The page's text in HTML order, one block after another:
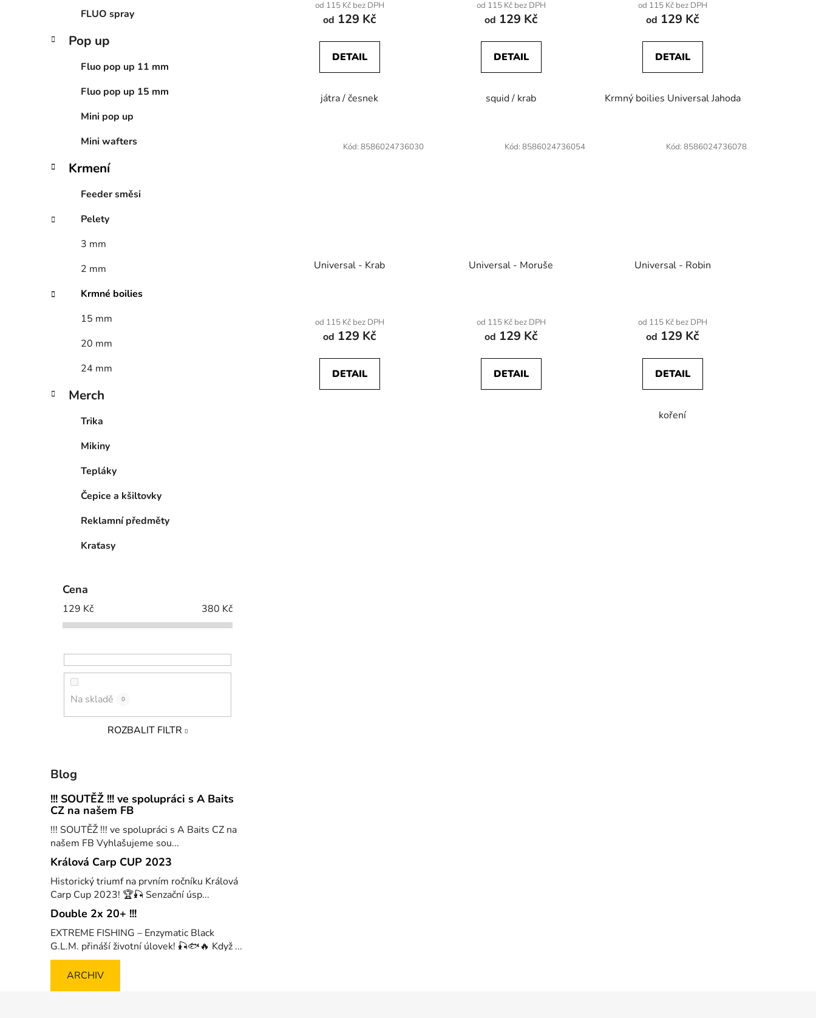
FLUO spray
Pop up
Fluo pop up 11 mm
Fluo pop up 15 mm
Mini pop up
Mini wafters
Krmení
Feeder směsi
Pelety
3 mm
2 mm
Krmné boilies
15 mm
20 mm
24 mm
Merch
Trika
Mikiny
Tepláky
Čepice a kšiltovky
Reklamní předměty
Kraťasy
Cena
129 Kč 380 Kč
Na skladě 0
ROZBALIT FILTR
Blog
!!! SOUTĚŽ !!! ve spolupráci s A Baits
CZ na našem FB
!!! SOUTĚŽ !!! ve spolupráci s A Baits CZ na
našem FB Vyhlašujeme sou...
Králová Carp CUP 2023
Historický triumf na prvním ročníku Králová
Carp Cup 2023! 🏆🎣 Senzační úsp...
Double 2x 20+ !!!
EXTREME FISHING – Enzymatic Black
G.L.M. přináší životní úlovek! 🎣🐟🔥 Když ...
ARCHIV
od 115 Kč bez DPH
od 129 Kč
DETAIL
játra / česnek
od 115 Kč bez DPH
od 129 Kč
DETAIL
squid / krab
od 115 Kč bez DPH
od 129 Kč
DETAIL
Krmný boilies Universal Jahoda
Universal - Krab
od 115 Kč bez DPH
od 129 Kč
DETAIL
Kód: 8586024736030
Universal - Moruše
od 115 Kč bez DPH
od 129 Kč
DETAIL
Kód: 8586024736054
Universal - Robin
od 115 Kč bez DPH
od 129 Kč
DETAIL
koření
Kód: 8586024736078